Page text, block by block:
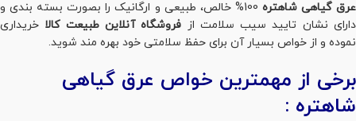
عرق گیاهی شاهتره
100% خالص، طبیعی و ارگانیک را بصورت بسته بندی و
دارای نشان تایید سیب سلامت از فروشگاه آنلاین طبیعت کالا خریداری
نموده و از خواص بسیار آن برای حفظ سلامتی خود بهره مند شوید.
برخی از مهمترین خواص عرق گیاهی
شاهتره :